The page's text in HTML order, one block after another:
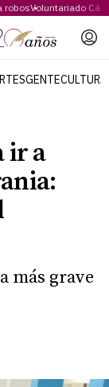
robosVoluntariado
GENTECULTURA
ir a
más grave